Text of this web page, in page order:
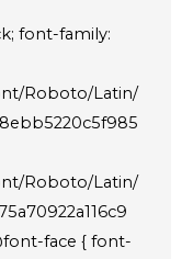
font-family:
Roboto/Latin/
Roboto/Latin/
face { font-